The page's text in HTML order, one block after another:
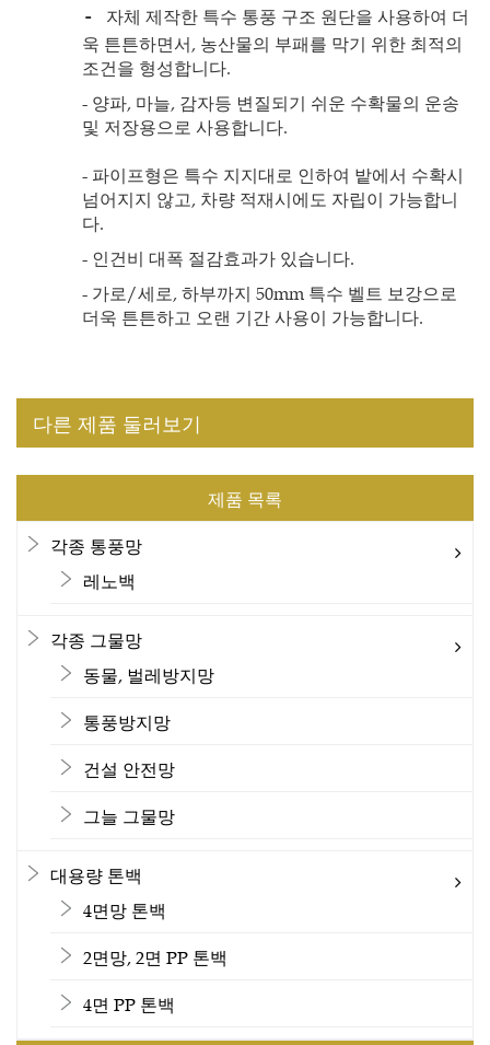
- 자체 제작한 특수 통풍 구조 원단을 사용하여 더
욱 튼튼하면서, 농산물의 부패를 막기 위한 최적의
조건을 형성합니다.
- 양파, 마늘, 감자등 변질되기 쉬운 수확물의 운송
및 저장용으로 사용합니다.
- 파이프형은 특수 지지대로 인하여 밭에서 수확시
넘어지지 않고, 차량 적재시에도 자립이 가능합니
다.
- 인건비 대폭 절감효과가 있습니다.
- 가로/세로, 하부까지 50mm 특수 벨트 보강으로
더욱 튼튼하고 오랜 기간 사용이 가능합니다.
다른 제품 둘러보기
제품 목록
각종 통풍망
레노백
각종 그물망
동물, 벌레방지망
통풍방지망
건설 안전망
그늘 그물망
대용량 톤백
4면망 톤백
2면망, 2면 PP 톤백
4면 PP 톤백